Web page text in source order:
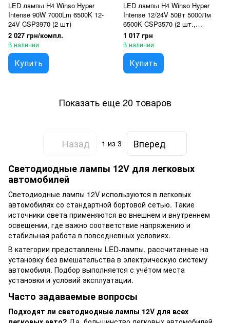
LED лампы H4 Winso Hyper
Intense 90W 7000Lm 6500K 12-
24V CSP3970 (2 шт)
2 027 грн/компл.
В наличии
Купить
LED лампы H4 Winso Hyper
Intense 12/24V 50Вт 5000Лм
6500K CSP3570 (2 шт.,
активное охлаждение)
1 017 грн
В наличии
Купить
Показать еще 20 товаров
Назад 1 из 3
Вперед
Светодиодные лампы 12V для легковых
автомобилей
Светодиодные лампы 12V используются в легковых
автомобилях со стандартной бортовой сетью. Такие
источники света применяются во внешнем и внутреннем
освещении, где важно соответствие напряжению и
стабильная работа в повседневных условиях.
В категории представлены LED-лампы, рассчитанные на
установку без вмешательства в электрическую систему
автомобиля. Подбор выполняется с учётом места
установки и условий эксплуатации.
Часто задаваемые вопросы
Подходят ли светодиодные лампы 12V для всех